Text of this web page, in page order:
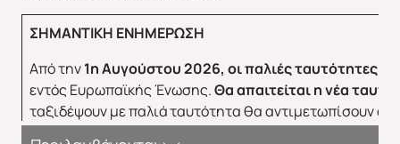
ΣΗΜΑΝΤΙΚΗ ΕΝΗΜΕΡΩΣΗ
Από την1η Αυγούστου 2026, οι παλιές ταυτότητες
εντός Ευρωπαϊκής Ένωσης.Θα απαιτείται η νέα
ταξιδέψουν με παλιά ταυτότητα θα αντιμετωπίσουν